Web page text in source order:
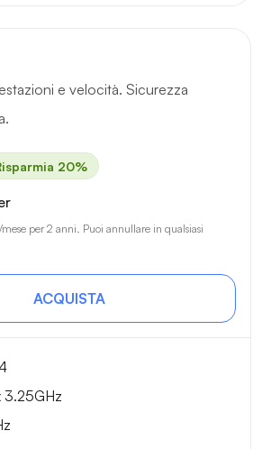
e velocità. Sicurezza
20%
/mese per 2 anni. Puoi annullare in qualsiasi
ACQUISTA
3.25GHz